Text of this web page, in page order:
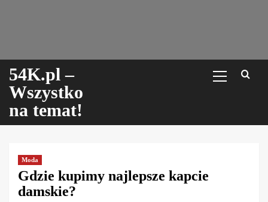
54K.pl –
Wszystko
na temat!
główne
Moda
Gdzie kupimy najlepsze kapcie
damskie?